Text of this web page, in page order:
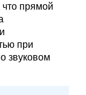
что прямой
при
звуковом